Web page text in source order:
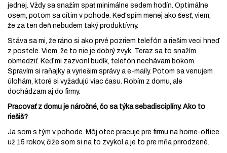
jednej. Vždy sa snažím spať minimálne sedem hodín. Optimálne
osem, potom sa cítim v pohode. Keď spím menej ako šesť, viem,
že za ten deň nebudem taký produktívny.
Stáva sa mi, že ráno si ako prvé pozriem telefón a riešim veci hneď
z postele. Viem, že to nie je dobrý zvyk. Teraz sa to snažím
obmedziť. Keď mi zazvoní budík, telefón nechávam bokom.
Spravím si raňajky a vyriešim správy a e-maily. Potom sa venujem
úlohám, ktoré si vyžadujú viac času. Robím z domu, ale
dochádzam aj do firmy.
Pracovať z domu je náročné, čo sa týka sebadisciplíny. Ako to
riešiš?
Ja som s tým v pohode. Môj otec pracuje pre firmu na home-office
už 15 rokov, čiže som si na to zvykol a je to pre mňa prirodzené.